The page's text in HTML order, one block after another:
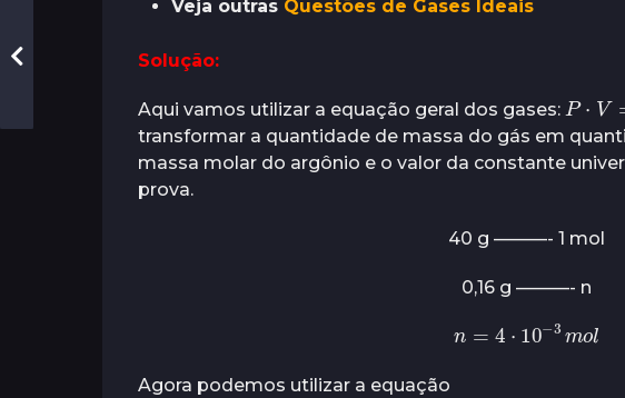
Veja outras Questões de Gases Ideais
Solução:
Aqui vamos utilizar a equação geral dos gases:
P⋅V
transformar a quantidade de massa do gás em
massa molar do argônio e o valor da constante
prova.
40 g ———- 1 mol
0,16 g ———- n
⋅ 10 −3m l
Agora podemos utilizar a equação